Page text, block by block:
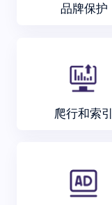
品牌保护
爬行和索引